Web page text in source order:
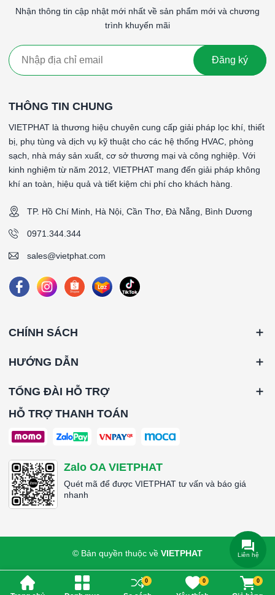
Nhận thông tin cập nhật mới nhất về sản phẩm mới và chương
trình khuyến mãi
Đăng ký
THÔNG TIN CHUNG
VIETPHAT là thương hiệu chuyên cung cấp giải pháp lọc khí, thiết
bị, phụ tùng và dịch vụ kỹ thuật cho các hệ thống HVAC, phòng
sạch, nhà máy sản xuất, cơ sở thương mại và công nghiệp. Với
kinh nghiệm từ năm 2012, VIETPHAT mang đến giải pháp không
khí an toàn, hiệu quả và tiết kiệm chi phí cho khách hàng.
TP. Hồ Chí Minh, Hà Nội, Cần Thơ, Đà Nẵng, Bình Dương
0971.344.344
sales@vietphat.com
CHÍNH SÁCH
HƯỚNG DẪN
TỔNG ĐÀI HỖ TRỢ
HỖ TRỢ THANH TOÁN
Zalo OA VIETPHAT
Quét mã để được VIETPHAT tư vấn và báo giá
nhanh
© Bản quyền thuộc về VIETPHAT
0 0 0
Liên hệ